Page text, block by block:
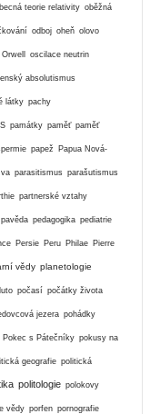
teorie relativity oběžná
odboj oheň olovo
Orwell oscilace neutrin
absolutismus
látky pachy
památky paměť paměť
papež Papua Nová-
parasitismus parašutismus
partnerské vztahy
pavěda pedagogika pediatrie
Persie Peru Philae Pierre
vědy planetologie
počasí počátky života
jezera pohádky
Pokec s Pátečníky pokusy na
geografie politická
politologie polokovy
vědy porfen pornografie